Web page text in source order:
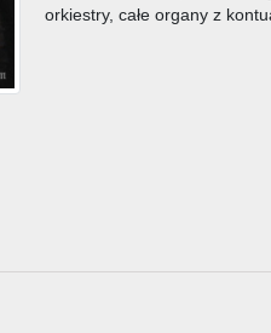
orkiestry, całe organy z